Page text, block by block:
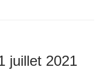
juillet 2021